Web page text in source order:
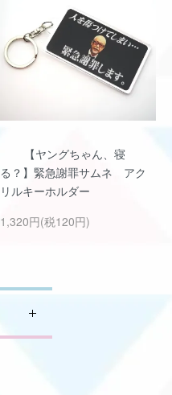
【ヤングちゃん、寝
る？】緊急謝罪サムネ アク
リルキーホルダー
1,320円(税120円)